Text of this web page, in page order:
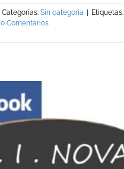
Categorías: Sin categoría Etiquetas:
0 Comentarios